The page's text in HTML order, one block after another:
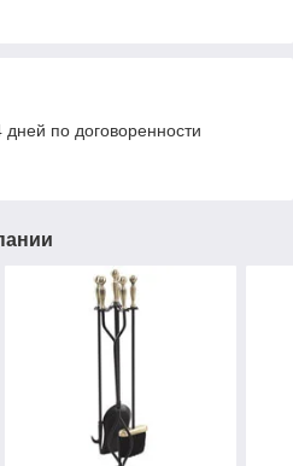
дней по договоренности